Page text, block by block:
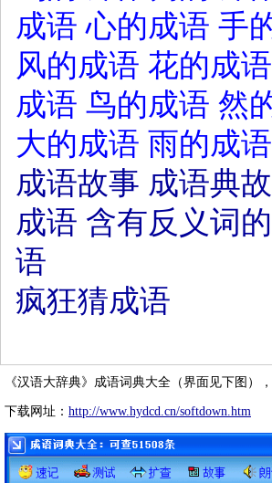
成语 心的成语 手
风的成语 花的成语
成语 鸟的成语 然
大的成语 雨的成语
成语故事 成语典故
成语 含有反义词
语
疯狂猜成语
《汉语大辞典》成语词典大全（界面见下图）
下载网址： http://www.hydcd.cn/softdown.htm